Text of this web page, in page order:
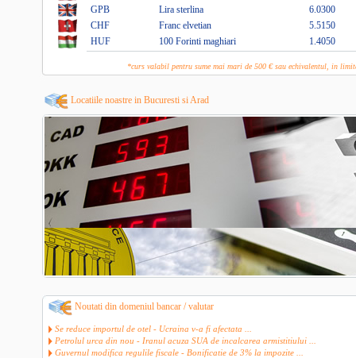
GPB
Lira sterlina
6.0300
CHF
Franc elvetian
5.5150
HUF
100 Forinti maghiari 1.4050
*curs valabil pentru sume mai mari de 500 € sau echivalentul, in
Locatiile noastre in Bucuresti si Arad
Noutati din domeniul bancar / valutar
Se reduce importul de otel - Ucraina v-a fi afectata ...
Petrolul urca din nou - Iranul acuza SUA de incalcarea armistitiului ...
Guvernul modifica regulile fiscale - Bonificatie de 3% la impozite ...